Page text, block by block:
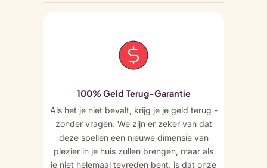
100% Geld Terug-Garantie
Als het je niet bevalt, krijg je je geld terug -
zonder vragen. We zijn er zeker van dat
deze spellen een nieuwe dimensie van
plezier in je huis zullen brengen, maar als
je niet helemaal tevreden bent, is dat onze